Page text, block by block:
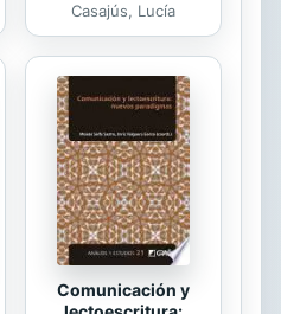
Casajús, Lucía
Comunicación y